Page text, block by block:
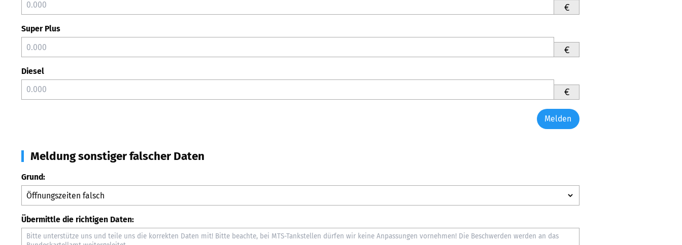
€
Super Plus
€
Diesel
€
Melden
Meldung sonstiger falscher Daten
Grund:
Übermittle die richtigen Daten: